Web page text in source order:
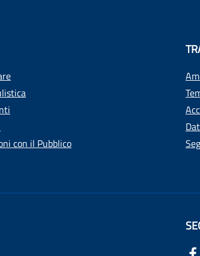
con il Pubblico